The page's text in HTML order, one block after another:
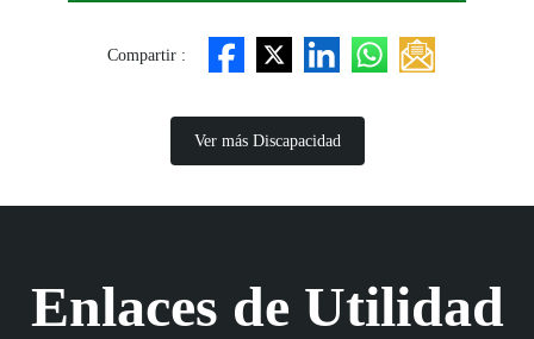
Compartir :
Ver más Discapacidad
Enlaces de Utilidad